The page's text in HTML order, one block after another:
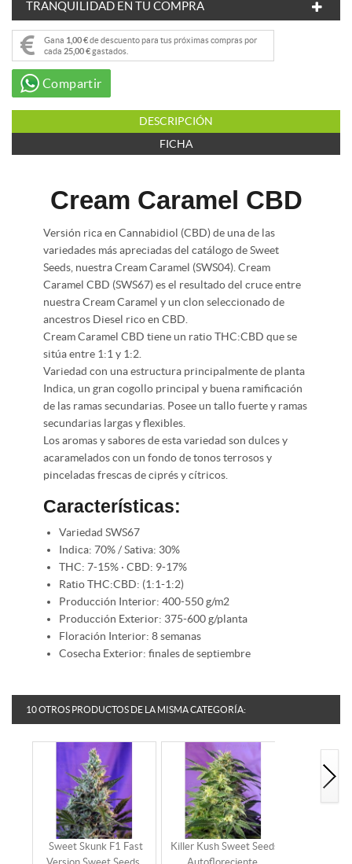
TRANQUILIDAD EN TU COMPRA
Gana 1,00 €de descuento para tus próximas compras por
cada 25,00 €gastados.
Compartir
DESCRIPCIÓN
FICHA
Cream Caramel CBD
Versión rica en Cannabidiol (CBD) de una de las
variedades más apreciadas del catálogo de Sweet
Seeds, nuestra Cream Caramel (SWS04). Cream
Caramel CBD (SWS67) es el resultado del cruce entre
nuestra Cream Caramel y un clon seleccionado de
ancestros Diesel rico en CBD.
Cream Caramel CBD tiene un ratio THC:CBD que se
sitúa entre 1:1 y 1:2.
Variedad con una estructura principalmente de planta
Indica, un gran cogollo principal y buena ramificación
de las ramas secundarias. Posee un tallo fuerte y ramas
secundarias largas y flexibles.
Los aromas y sabores de esta variedad son dulces y
acaramelados con un fondo de tonos terrosos y
pinceladas frescas de ciprés y cítricos.
Características:
Variedad SWS67
Indica: 70% / Sativa: 30%
THC: 7-15% · CBD: 9-17%
Ratio THC:CBD: (1:1-1:2)
Producción Interior: 400-550 g/m2
Producción Exterior: 375-600 g/planta
Floración Interior: 8 semanas
Cosecha Exterior: finales de septiembre
10 OTROS PRODUCTOS DE LA MISMA CATEGORÍA:
Sweet Skunk F1 Fast
Killer Kush Sweet Seeds